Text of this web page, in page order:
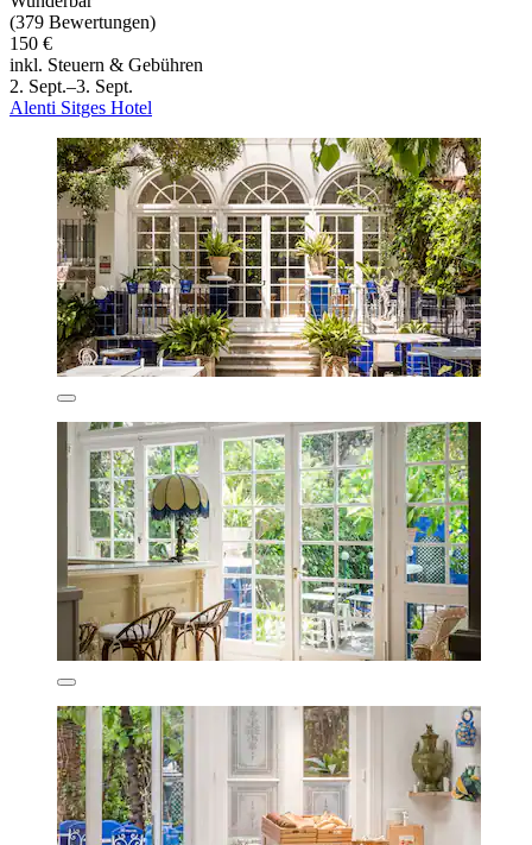
(379 Bewertungen)
150 €
inkl. Steuern & Gebühren
2. Sept.–3. Sept.
Alenti Sitges Hotel